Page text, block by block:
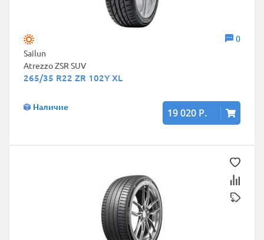
0
Sailun
Atrezzo ZSR SUV
265/35 R22 ZR 102Y XL
Наличие 19 020 Р.